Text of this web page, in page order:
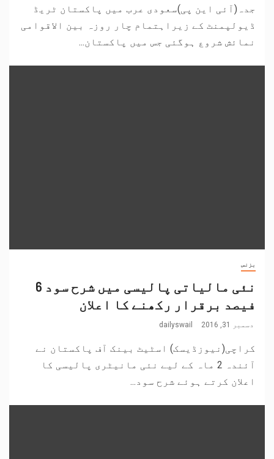
جدہ(آئی این پی)سعودی عرب میں پاکستان ٹریڈ
ڈیولپمنٹ کے زیراہتمام چار روزہ بین الاقوامی
نمائش شروع ہوگئی جس میں پاکستان...
بزنس
نئی مالیاتی پالیسی میں شرح سود 6
فیصد برقرار رکھنے کا اعلان
دسمبر 31, 2016 dailyswail
کراچی(نیوزڈیسک) اسٹیٹ بینک آف پاکستان نے
آئندہ 2 ماہ کے لیے نئی مانیٹری پالیسی کا
اعلان کرتے ہوئے شرح سود...